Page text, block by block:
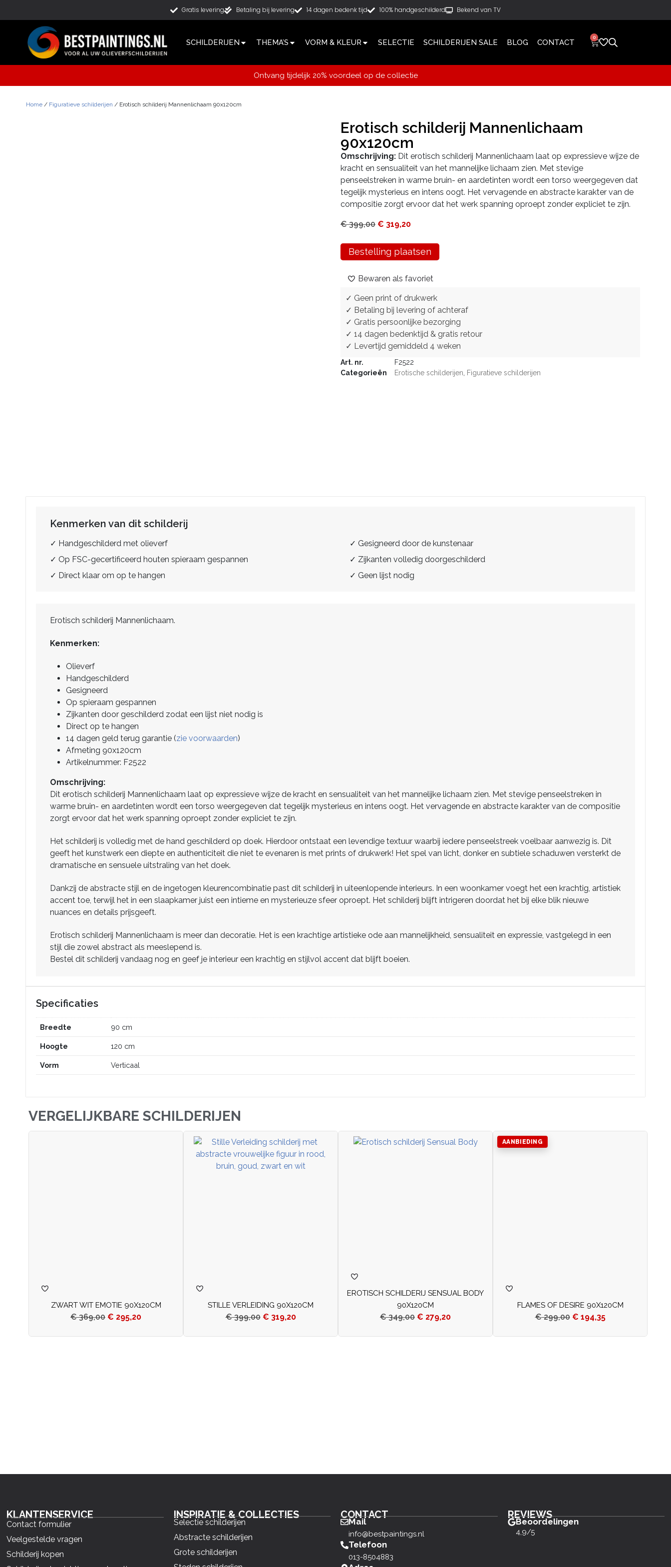
Gratis levering Betaling bij levering 14 dagen bedenk tijd 100% handgeschilderd Bekend van TV
SCHILDERIJEN THEMA’S VORM & KLEUR SELECTIE SCHILDERIJEN SALE BLOG CONTACT
0
Ontvang tijdelijk 20% voordeel op de collectie
Home / Figuratieve schilderijen / Erotisch schilderij Mannenlichaam 90x120cm
Erotisch schilderij Mannenlichaam
90x120cm
Omschrijving: Dit erotisch schilderij Mannenlichaam laat op expressieve wijze de
kracht en sensualiteit van het mannelijke lichaam zien. Met stevige
penseelstreken in warme bruin- en aardetinten wordt een torso weergegeven dat
tegelijk mysterieus en intens oogt. Het vervagende en abstracte karakter van de
compositie zorgt ervoor dat het werk spanning oproept zonder expliciet te zijn.
€399,00 € 319,20
Bestelling plaatsen
Bewaren als favoriet
✓ Geen print of drukwerk
✓ Betaling bij levering of achteraf
✓ Gratis persoonlijke bezorging
✓ 14 dagen bedenktijd & gratis retour
✓ Levertijd gemiddeld 4 weken
Art. nr.
F2522
Categorieën
Erotische schilderijen Figuratieve schilderijen
Kenmerken van dit schilderij
✓ Handgeschilderd met olieverf
✓ Gesigneerd door de kunstenaar
✓ Op FSC-gecertificeerd houten spieraam gespannen
✓ Zijkanten volledig doorgeschilderd
✓ Direct klaar om op te hangen
✓ Geen lijst nodig
Erotisch schilderij Mannenlichaam.
Kenmerken:
Olieverf
Handgeschilderd
Gesigneerd
Op spieraam gespannen
Zijkanten door geschilderd zodat een lijst niet nodig is
Direct op te hangen
14 dagen geld terug garantie (zie voorwaarden)
Afmeting 90x120cm
Artikelnummer: F2522
Omschrijving:
Dit erotisch schilderij Mannenlichaam laat op expressieve wijze de kracht en sensualiteit van het mannelijke lichaam zien. Met stevige penseelstreken in
warme bruin- en aardetinten wordt een torso weergegeven dat tegelijk mysterieus en intens oogt. Het vervagende en abstracte karakter van de compositie
zorgt ervoor dat het werk spanning oproept zonder expliciet te zijn.
Het schilderij is volledig met de hand geschilderd op doek. Hierdoor ontstaat een levendige textuur waarbij iedere penseelstreek voelbaar aanwezig is. Dit
geeft het kunstwerk een diepte en authenticiteit die niet te evenaren is met prints of drukwerk! Het spel van licht, donker en subtiele schaduwen versterkt de
dramatische en sensuele uitstraling van het doek.
Dankzij de abstracte stijl en de ingetogen kleurencombinatie past dit schilderij in uiteenlopende interieurs. In een woonkamer voegt het een krachtig, artistiek
accent toe, terwijl het in een slaapkamer juist een intieme en mysterieuze sfeer oproept. Het schilderij blijft intrigeren doordat het bij elke blik nieuwe
nuances en details prijsgeeft.
Erotisch schilderij Mannenlichaam is meer dan decoratie. Het is een krachtige artistieke ode aan mannelijkheid, sensualiteit en expressie, vastgelegd in een
stijl die zowel abstract als meeslepend is.
Bestel dit schilderij vandaag nog en geef je interieur een krachtig en stijlvol accent dat blijft boeien.
Specificaties
Breedte 90 cm
Hoogte 120 cm
Vorm Verticaal
VERGELIJKBARE SCHILDERIJEN
ZWART WIT EMOTIE 90X120CM
€369,00 € 295,20
STILLE VERLEIDING 90X120CM
€399,00 € 319,20
EROTISCH SCHILDERIJ SENSUAL BODY
90X120CM
€349,00 € 279,20
AANBIEDING
FLAMES OF DESIRE 90X120CM
€299,00 € 194,35
KLANTENSERVICE
Contact formulier
Veelgestelde vragen
Schilderij kopen
INSPIRATIE & COLLECTIES
Selectie schilderijen
Abstracte schilderijen
Grote schilderijen
CONTACT
Mail
info@bestpaintings.nl
Telefoon
013-8504883
REVIEWS
Beoordelingen
4,9/5